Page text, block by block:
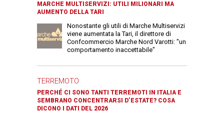
MARCHE MULTISERVIZI: UTILI MILIONARI MA
AUMENTO DELLA TARI
Nonostante gli utili di Marche Multiservizi
viene aumentata la Tari, il direttore di
Confcommercio Marche Nord Varotti: "un
comportamento inaccettabile"
TERREMOTO
PERCHÉ CI SONO TANTI TERREMOTI IN ITALIA E
SEMBRANO CONCENTRARSI D’ESTATE? COSA
DICONO I DATI DEL 2026